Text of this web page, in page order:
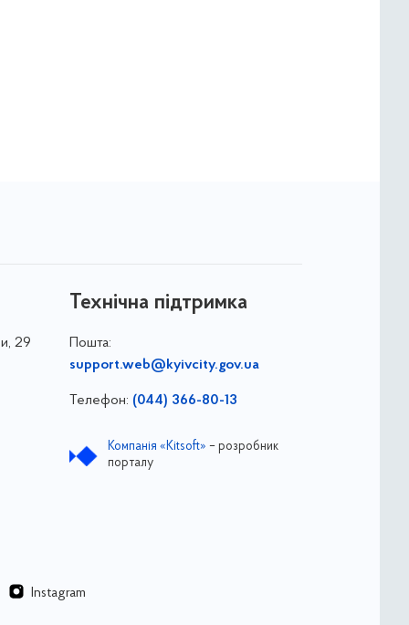
29
Технічна підтримка
Пошта:
support.web@kyivcity.gov.ua
Телефон: (044) 366-80-13
Компанія «Kitsoft» – розробник
порталу
Instagram